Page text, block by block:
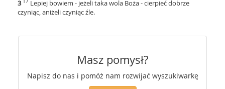
3 17 Lepiej bowiem - jeżeli taka wola Boża - cierpieć dobrze
czyniąc, aniżeli czyniąc źle.
Masz pomysł?
Napisz do nas i pomóż nam rozwijać wyszukiwarkę